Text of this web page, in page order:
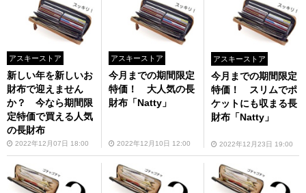
アスキーストア
新しい年を新しいお
財布で迎えません
か？ 今なら期間限
定特価で買える人気
の長財布
2022年12月07日 18:00
アスキーストア
今月までの期間限定
特価！ 大人気の長
財布「Natty」
2022年12月10日 12:00
アスキーストア
今月までの期間限定
特価！ スリムでポ
ケットにも収まる長
財布「Natty」
2022年12月23日 19:00